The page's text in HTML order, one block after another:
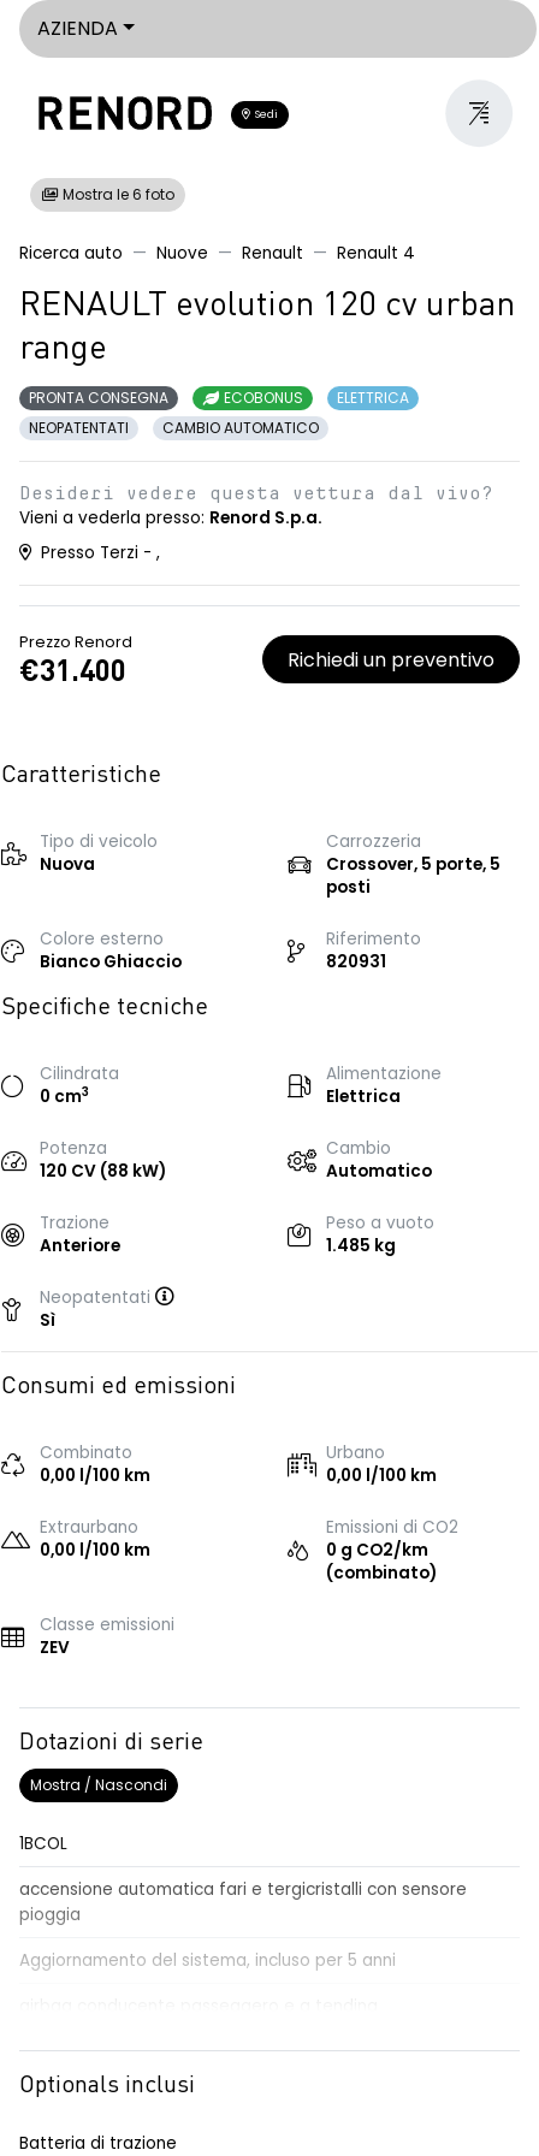
AZIENDA
Sedi
Mostra le 6 foto
Ricerca auto Nuove Renault Renault 4
RENAULT evolution 120 cv urban
range
PRONTA CONSEGNA ECOBONUS
ELETTRICA
NEOPATENTATI
CAMBIO AUTOMATICO
Desideri vedere questa vettura dal vivo?
Vieni a vederla presso: Renord S.p.a.
Presso Terzi - ,
Prezzo Renord
€31.400 Richiedi un preventivo
Caratteristiche
Tipo di veicolo
Nuova
Carrozzeria
Crossover, 5 porte, 5
posti
Colore esterno
Bianco Ghiaccio
Riferimento
820931
Specifiche tecniche
Cilindrata
0 cm3
Alimentazione
Elettrica
Potenza
120 CV (88 kW)
Cambio
Automatico
Trazione
Anteriore
Peso a vuoto
1.485 kg
Neopatentati
Sì
Consumi ed emissioni
Combinato
0,00 l/100 km
Urbano
0,00 l/100 km
Extraurbano
0,00 l/100 km
Emissioni di CO2
0 g CO2/km
(combinato)
Classe emissioni
ZEV
Dotazioni di serie
Mostra / Nascondi
1BCOL
accensione automatica fari e tergicristalli con sensore
pioggia
Aggiornamento del sistema, incluso per 5 anni
airbag frontali conducente e passeggero
alzacristalli posteriori elettrici impulsionali
assistenza alla frenata di emergenza
Optionals inclusi
Batteria di trazione